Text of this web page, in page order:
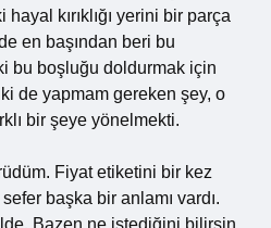
kırıklığı yerini bir parça
en başından beri bu
bu boşluğu doldurmak için
de yapmam gereken şey, o
bir şeye yönelmekti.
Fiyat etiketini bir kez
başka bir anlamı vardı.
Bazen ne istediğini bilirsin